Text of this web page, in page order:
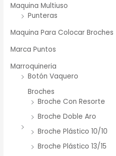
Maquina Multiuso
Punteras
Maquina Para Colocar Broches
Marca Puntos
Marroquineria
Botón Vaquero
Broches
Broche Con Resorte
Broche Doble Aro
Broche Plástico 10/10
Broche Plástico 13/15